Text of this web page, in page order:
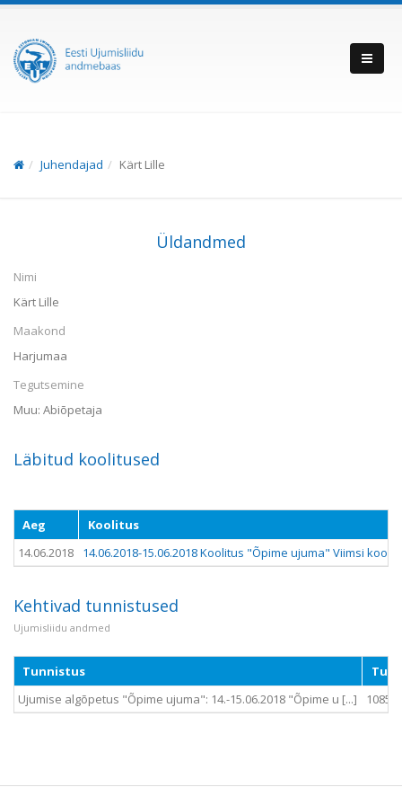
Juhendajad Kärt Lille
Üldandmed
Nimi
Kärt Lille
Maakond
Harjumaa
Tegutsemine
Muu: Abiõpetaja
Läbitud koolitused
Aeg
Koolitus
14.06.2018
14.06.2018-15.06.2018 Koolitus "Õpime ujuma" Viimsi koolis
Kehtivad tunnistused
Ujumisliidu andmed
Tunnistus
Ujumise algõpetus "Õpime ujuma": 14.-15.06.2018 "Õpime u [...]
1085